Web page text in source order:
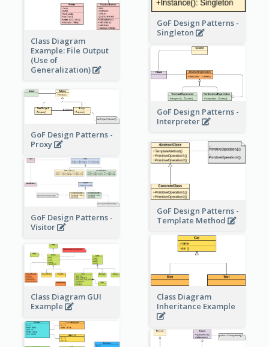
GoF Design Patterns -
Singleton
Class Diagram
Example: File Output
(Use of
Generalization)
GoF Design Patterns -
Interpreter
GoF Design Patterns -
Proxy
GoF Design Patterns -
Template Method
GoF Design Patterns -
Visitor
Class Diagram
Inheritance Example
Class Diagram GUI
Example